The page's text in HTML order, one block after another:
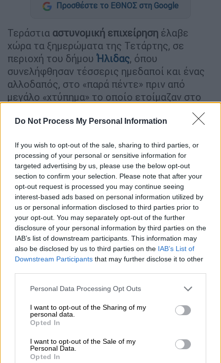
Do Not Process My Personal Information
If you wish to opt-out of the sale, sharing to third parties, or
processing of your personal or sensitive information for
targeted advertising by us, please use the below opt-out
section to confirm your selection. Please note that after your
opt-out request is processed you may continue seeing
interest-based ads based on personal information utilized by
us or personal information disclosed to third parties prior to
your opt-out. You may separately opt-out of the further
disclosure of your personal information by third parties on the
IAB’s list of downstream participants. This information may
also be disclosed by us to third parties on the IAB’s List of
Downstream Participants that may further disclose it to other
Please note that this website/app uses one or more Google
not limited to your visit or usage behaviour. You may click to
grant or deny consent to Google and its third-party tags to
use your data for below specified purposes in below Google
consent section.
Personal Data Processing Opt Outs
I want to opt-out of the Sharing of my
personal data.
Opted In
I want to opt-out of the Sale of my
Personal Data.
Opted In
Προσθέστε το ΕΘΝΟΣ στη Google
Τεράστια αστυνομική επιχείρηση έλαβε
χώρα τα ξημερώματα της Τετάρτης, σε
περιοχή του δήμου Ήλιδας, όπου
συνελήφθησαν τέσσερις ημεδαποί και ένας
αλλοδαπός, στο «παρά πέντε» πριν από
μεγάλο «χτύπημα» το οποίο ετοίμαζαν στο
πολύ καλά οργανωμένη επιχείρηση των
αστυνομικών του Τ.Α. Ήλιδας, στην οποία
συνέδραμαν, δυνάμεις της ΕΚΑΜ, της ΟΠΚΕ
Ηλείας και αστυνομικών από την Αχαΐα,
ξεκίνησε στις 5.00 π.μ., με έφοδο σε
ενοικιαζόμενα δωμάτια,κοντά στα Δουνέικα
όπου βρέθηκαν και τα όπλα.
Οι ίδιες πηγές αναφέρουν πως ανάμεσα
στουςσυλληφθέντες– τέσσερις Έλληνες
και ένας Αλβανός - είναι ένας διαβόητος
οποίος εδώ και δύο τουλάχιστον δεκαετίες
απασχολεί τις αρχές, ενώ έχει φυλακιστεί
και στο παρελθόν. Ο ίδιος, φέρεται να
προσπάθησε να το σκάσει, όταν αντιλήφθηκε
την παρουσία των αστυνομικών, όμως οι
αστυνομικοί της